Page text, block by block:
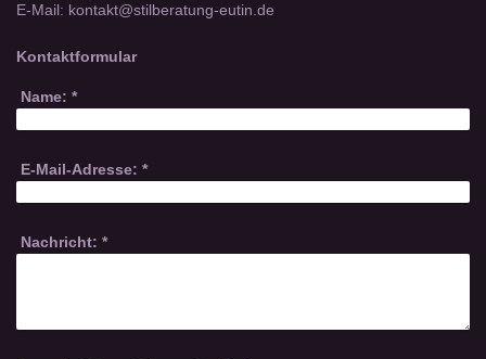
E-Mail: kontakt@stilberatung-eutin.de
Kontaktformular
Name: *
E-Mail-Adresse: *
Nachricht: *